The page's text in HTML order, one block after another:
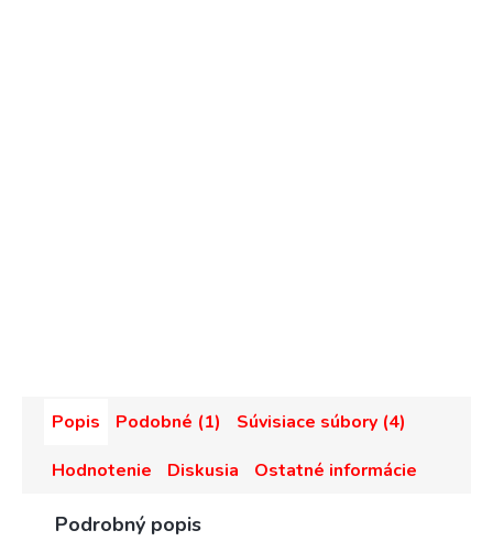
Popis Podobné (1)
Súvisiace súbory (4)
Hodnotenie
Diskusia Ostatné informácie
Podrobný popis